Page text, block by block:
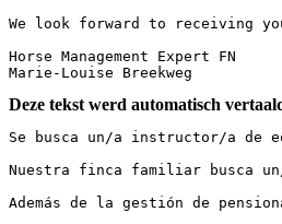
We look forward to receiving
Horse Management Expert FN
Marie-Louise Breekweg
Deze tekst werd automatisch
Se busca un/a instructor/a de
Nuestra finca familiar busca
Además de la gestión de